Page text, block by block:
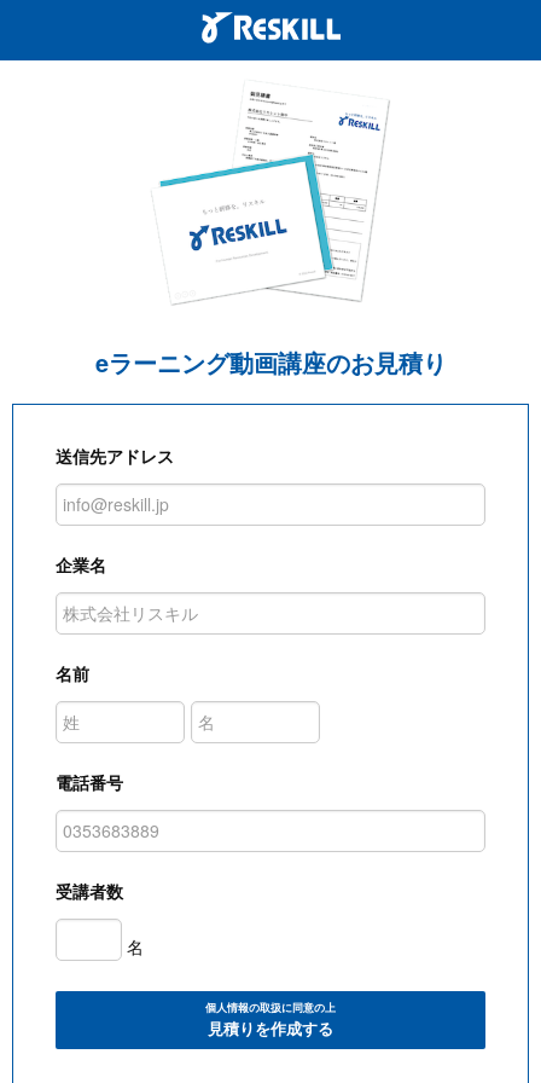
eラーニング動画講座のお見積り
送信先アドレス
企業名
名前
電話番号
受講者数
名
個人情報の取扱に同意の上
見積りを作成する